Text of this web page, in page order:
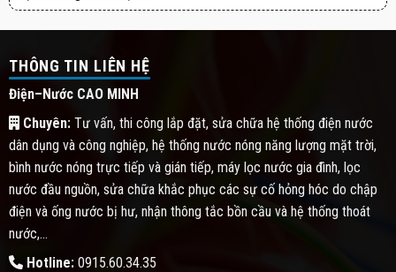
THÔNG TIN LIÊN HỆ
Điện–Nước CAO MINH
Chuyên:Tư vấn, thi công lắp đặt, sửa chữa hệ thống điện nước
dân dụng và công nghiệp, hệ thống nước nóng năng lượng mặt trời,
bình nước nóng trực tiếp và gián tiếp, máy lọc nước gia đình, lọc
nước đầu nguồn, sửa chữa khắc phục các sự cố hỏng hóc do chập
điện và ống nước bị hư, nhận thông tắc bồn cầu và hệ thống thoát
nước,...
Hotline:0915.60.34.35